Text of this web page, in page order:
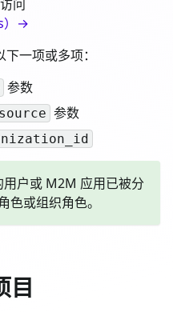
问
）→
一项或多项：
参数
参数
户或 M2M 应用已被分
色或组织角色。
目